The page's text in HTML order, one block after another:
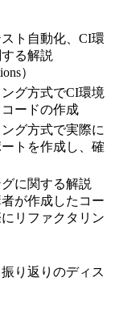
ト自動化、CI環
る解説
）
グ方式でCI環境
ードの作成
グ方式で実際に
トを作成し、確
に関する解説
が作成したコー
リファクタリン
り返りのディス